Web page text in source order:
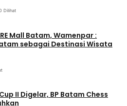
Dilihat
Mall Batam, Wamenpar :
sebagai Destinasi Wisata
II Digelar, BP Batam Chess